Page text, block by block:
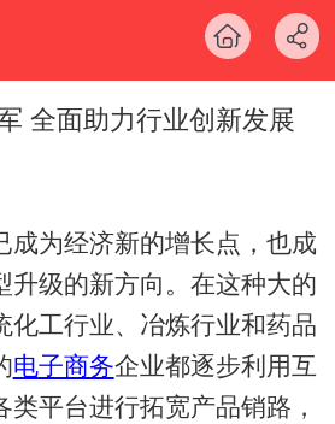
全面助力行业创新发展
成为经济新的增长点，也成
升级的新方向。在这种大的
化工行业、冶炼行业和药品
电子商务企业都逐步利用互
平台进行拓宽产品销路，